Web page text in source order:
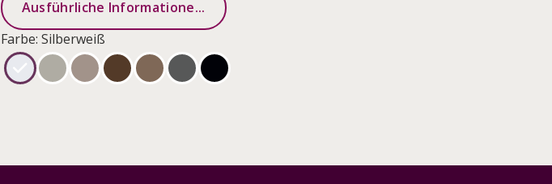
Ausführliche Informatione...
Farbe: Silberweiß